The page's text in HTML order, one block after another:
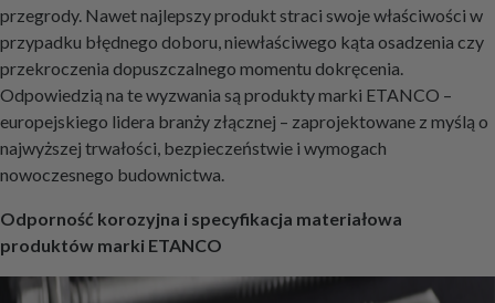
przegrody. Nawet najlepszy produkt straci swoje właściwości w
przypadku błędnego doboru, niewłaściwego kąta osadzenia czy
przekroczenia dopuszczalnego momentu dokręcenia.
Odpowiedzią na te wyzwania są produkty marki ETANCO –
europejskiego lidera branży złącznej – zaprojektowane z myślą o
najwyższej trwałości, bezpieczeństwie i wymogach
nowoczesnego budownictwa.
Odporność korozyjna i specyfikacja materiałowa
produktów marki ETANCO